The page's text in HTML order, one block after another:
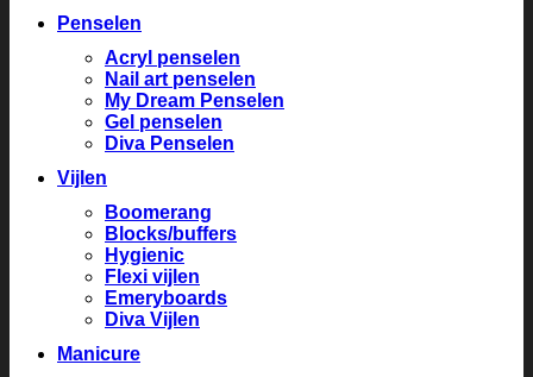
Penselen
Acryl penselen
Nail art penselen
My Dream Penselen
Gel penselen
Diva Penselen
Vijlen
Boomerang
Blocks/buffers
Hygienic
Flexi vijlen
Emeryboards
Diva Vijlen
Manicure